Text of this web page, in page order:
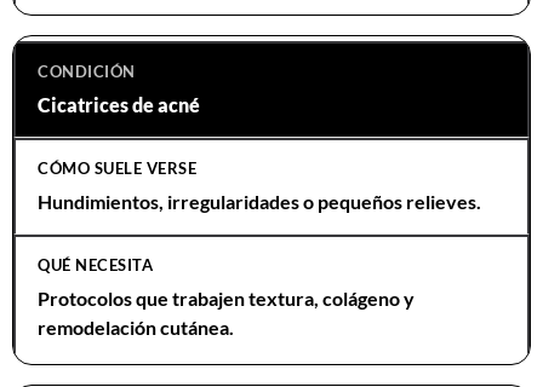
Cicatrices de acné
Hundimientos, irregularidades o pequeños relieves.
Protocolos que trabajen textura, colágeno y
remodelación cutánea.